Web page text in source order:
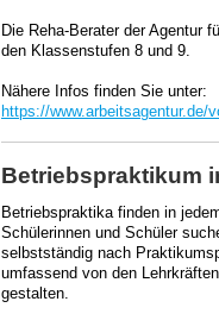
Die Reha-Berater der Agentur
den Klassenstufen 8 und 9.
Nähere Infos finden Sie unter:
https://www.arbeitsagentur.de/
Betriebspraktikum
Betriebspraktika finden in
Schülerinnen und Schüler
selbstständig nach
umfassend von den
gestalten.